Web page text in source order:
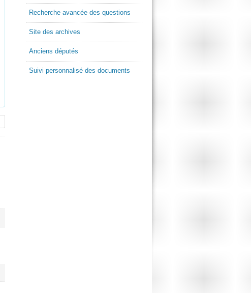
Recherche avancée des questions
Site des archives
Anciens députés
Suivi personnalisé des documents